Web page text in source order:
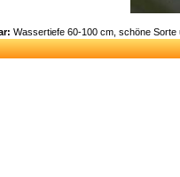
Wassertiefe 60-100 cm, schöne